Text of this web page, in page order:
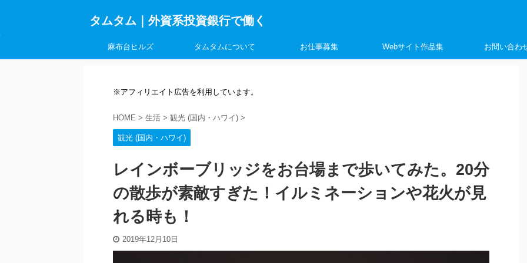
タムタム｜外資系投資銀行で働く
麻布台ヒルズ タムタムについて お仕事募集 Webサイト作品集 お問い合わ
※アフィリエイト広告を利用しています。
HOME > 生活 > 観光 (国内・ハワイ) >
観光 (国内・ハワイ)
レインボーブリッジをお台場まで歩いてみた。20分
の散歩が素敵すぎた！イルミネーションや花火が見
れる時も！
2019年12月10日